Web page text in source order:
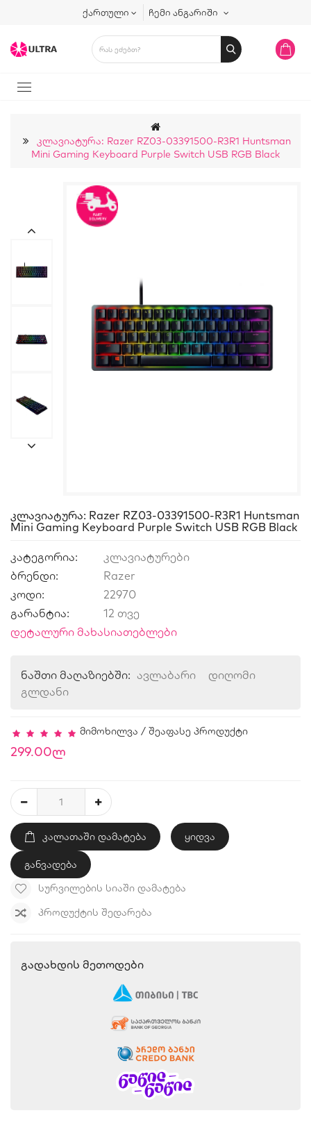
ქართული ჩემი ანგარიში
Კლავიატურა: Razer RZ03-03391500-R3R1 Huntsman
Mini Gaming Keyboard Purple Switch USB RGB Black
Კლავიატურა: Razer RZ03-03391500-R3R1 Huntsman
Mini Gaming Keyboard Purple Switch USB RGB Black
კატეგორია:
კლავიატურები
ბრენდი:
Razer
კოდი:
22970
გარანტია:
12 თვე
დეტალური მახასიათებლები
ნაშთი მაღაზიებში: ავლაბარი
დიღომი
გლდანი
მიმოხილვა / შეაფასე პროდუქტი
299.00ლ
ᲙᲐᲚᲐᲗᲐᲨᲘ ᲓᲐᲛᲐᲢᲔᲑᲐ ყიდვა
განვადება
ᲡᲣᲠᲕᲘᲚᲔᲑᲘᲡ ᲡᲘᲐᲨᲘ ᲓᲐᲛᲐᲢᲔᲑᲐ
ᲞᲠᲝᲓᲣᲥᲢᲘᲡ ᲨᲔᲓᲐᲠᲔᲑᲐ
Გადახდის Მეთოდები